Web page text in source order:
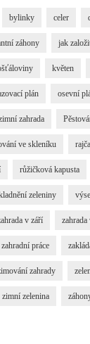
bylinky celer
záhony jak
květen
plán osevní
zahrada
ve skleníku
růžičková kapusta
zeleniny
v září
zahradní práce
zahrady
zimní zelenina